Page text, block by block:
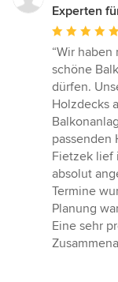
Experten
Bewertung:
5
von
5
Sternen
“Wir
schöne
dürfen.
Holzdecks
passenden
Fietzek lief
absolut
Termine
Planung
Eine sehr